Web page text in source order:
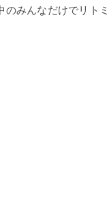
みんなだけでリトミ